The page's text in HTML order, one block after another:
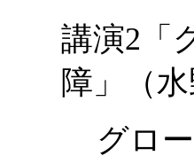
講演2「
障」（
グロ